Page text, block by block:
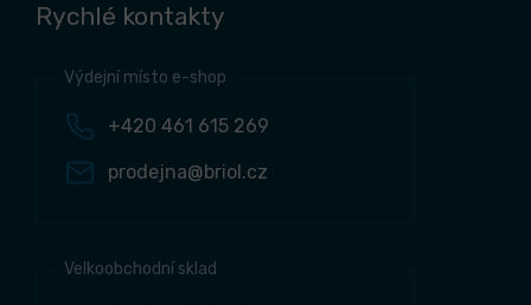
Rychlé kontakty
Výdejní místo e-shop
+420 461 615 269
prodejna@briol.cz
Velkoobchodní sklad